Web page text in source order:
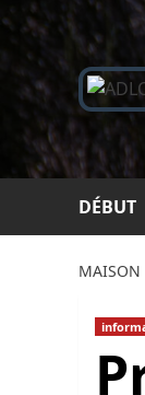
Passer
contenu
DÉBUT
MAISON